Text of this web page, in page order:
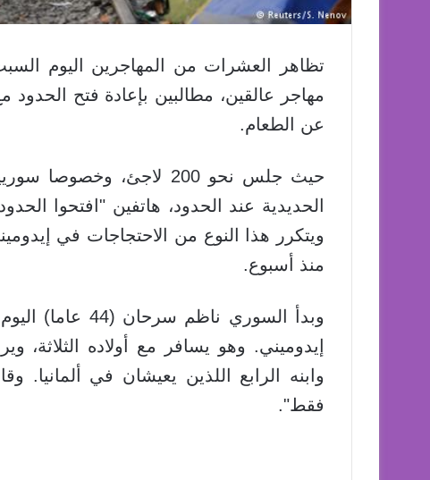
مهاجر عالقين، مطالبين بإعادة فتح
عن الطعام.
حيث جلس نحو 200 لاجئ،
الحديدية عند الحدود، هاتفين "افتحوا
ويتكرر هذا النوع من الاحتجاجات في
منذ أسبوع.
وبدأ السوري
إيدوميني. وهو يسافر مع أولاده الثلاثة،
وابنه الرابع اللذين يعيشان في ألمانيا.
فقط".